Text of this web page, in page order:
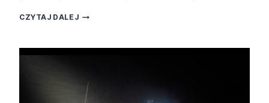
CZYTAJ DALEJSZCZECIN